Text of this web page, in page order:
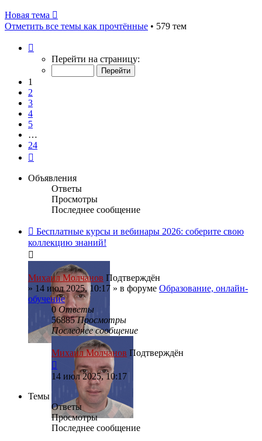
Новая тема
Отметить все темы как прочтённые • 579 тем
Перейти на страницу:
1
2
3
4
5
…
24
Объявления
Ответы
Просмотры
Последнее сообщение
Бесплатные курсы и вебинары 2026: соберите свою
коллекцию знаний!
Михаил Молчанов Подтверждён
» 14 июл 2025, 10:17 » в форуме Образование, онлайн-
обучение
0 Ответы
56885Просмотры
Последнее сообщение
Михаил Молчанов Подтверждён
14 июл 2025, 10:17
Темы
Ответы
Просмотры
Последнее сообщение